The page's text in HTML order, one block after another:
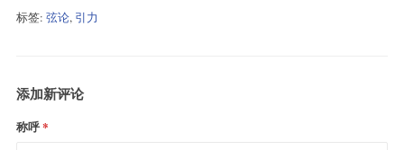
标签: 弦论, 引力
添加新评论
称呼